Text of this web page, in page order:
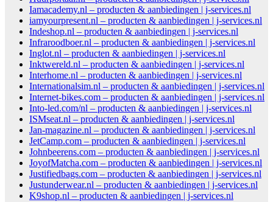
Iamacademy.nl – producten & aanbiedingen | j-services.nl
iamyourpresent.nl – producten & aanbiedingen | j-services.nl
Indeshop.nl – producten & aanbiedingen | j-services.nl
Infraroodboer.nl – producten & aanbiedingen | j-services.nl
Inglot.nl – producten & aanbiedingen | j-services.nl
Inktwereld.nl – producten & aanbiedingen | j-services.nl
Interhome.nl – producten & aanbiedingen | j-services.nl
Internationalsim.nl – producten & aanbiedingen | j-services.nl
Internet-bikes.com – producten & aanbiedingen | j-services.nl
Into-led.com/nl – producten & aanbiedingen | j-services.nl
ISMseat.nl – producten & aanbiedingen | j-services.nl
Jan-magazine.nl – producten & aanbiedingen | j-services.nl
JetCamp.com – producten & aanbiedingen | j-services.nl
Johnbeerens.com – producten & aanbiedingen | j-services.nl
JoyofMatcha.com – producten & aanbiedingen | j-services.nl
Justifiedbags.com – producten & aanbiedingen | j-services.nl
Justunderwear.nl – producten & aanbiedingen | j-services.nl
K9shop.nl – producten & aanbiedingen | j-services.nl